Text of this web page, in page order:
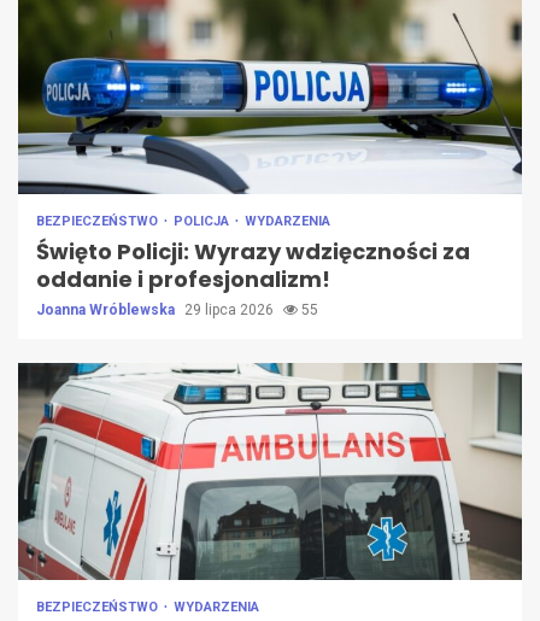
BEZPIECZEŃSTWO POLICJA WYDARZENIA
Święto Policji: Wyrazy wdzięczności za
oddanie i profesjonalizm!
Joanna Wróblewska 29 lipca 2026 55
BEZPIECZEŃSTWO WYDARZENIA